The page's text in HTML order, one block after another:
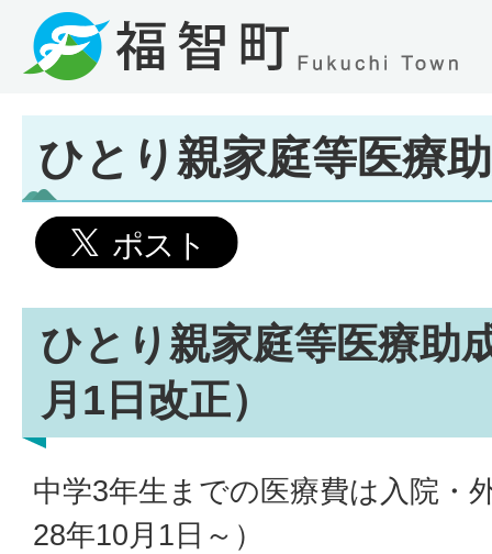
ひとり親家庭等医療
ひとり親家庭等医療助
月1日改正）
中学3年生までの医療費は入院・
28年10月1日～）